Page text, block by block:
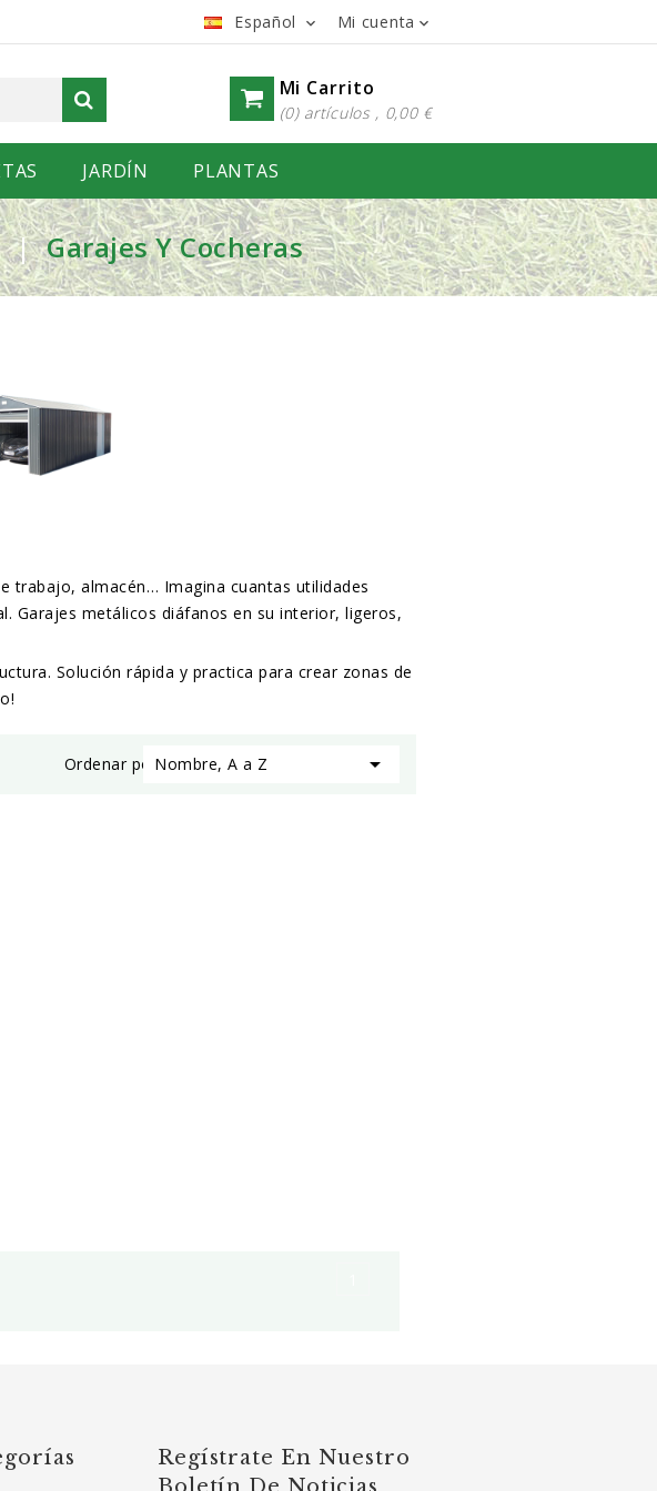
Mi cuenta 
Español 
Mi Carrito
(0) artículos , 0,00 €
JARDÍN PLANTAS
Garajes Y Cocheras
trabajo, almacén… Imagina cuantas utilidades
Garajes metálicos diáfanos en su interior, ligeros,
Solución rápida y practica para crear zonas de
Ordenar por:Nombre, A a Z 
Regístrate En Nuestro